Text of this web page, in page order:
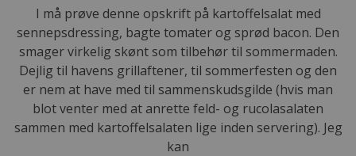
I må prøve denne opskrift på kartoffelsalat med
sennepsdressing, bagte tomater og sprød bacon. Den
smager virkelig skønt som tilbehør til sommermaden.
Dejlig til havens grillaftener, til sommerfesten og den
er nem at have med til sammenskudsgilde (hvis man
blot venter med at anrette feld- og rucolasalaten
sammen med kartoffelsalaten lige inden servering). Jeg
kan